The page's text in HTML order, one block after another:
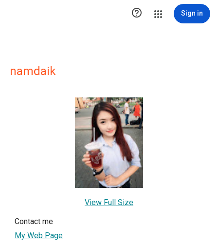
 Sign in
namdaik
View Full Size
Contact me
My Web Page